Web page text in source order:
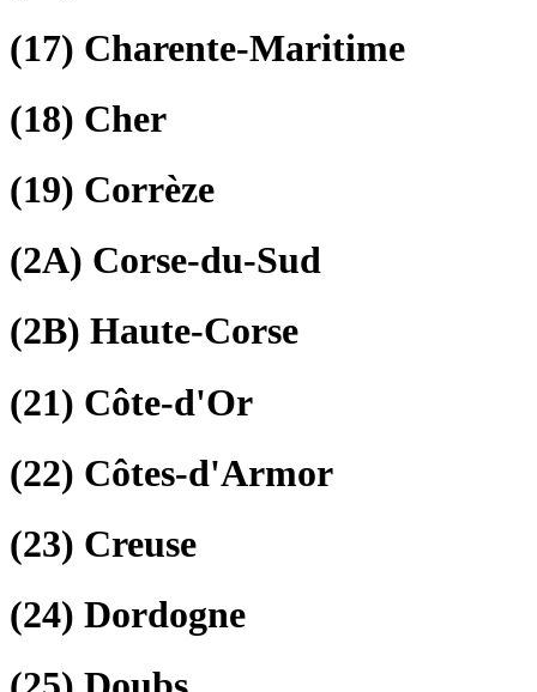
(17) Charente-Maritime
(18) Cher
(19) Corrèze
(2A) Corse-du-Sud
(2B) Haute-Corse
(21) Côte-d'Or
(22) Côtes-d'Armor
(23) Creuse
(24) Dordogne